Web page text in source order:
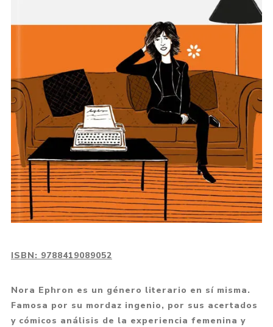
ISBN: 9788419089052
Nora Ephron es un género literario en sí misma.
Famosa por su mordaz ingenio, por sus acertados
y cómicos análisis de la experiencia femenina y